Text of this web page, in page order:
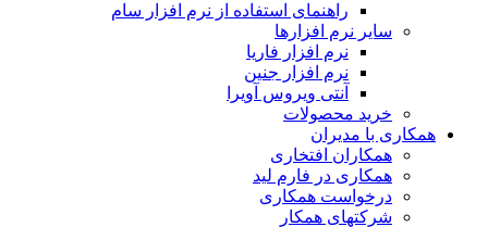
راهنمای استفاده از نرم افزار سام
سایر نرم افزارها
نرم افزار فاریا
نرم افزار جنین
آنتی ویروس آویرا
خرید محصولات
همکاری با مدیران
همکاران افتخاری
همکاری در فارم لید
درخواست همکاری
شرکتهای همکار